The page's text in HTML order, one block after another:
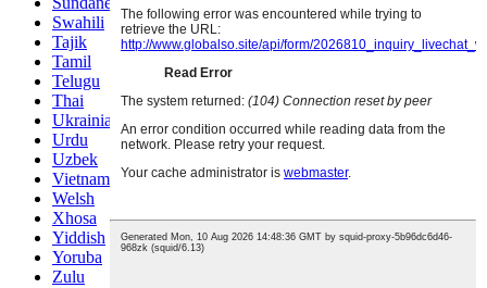
Swahili
Tajik
Tamil
Telugu
Thai
Ukrainian
Urdu
Uzbek
Vietnamese
Welsh
Xhosa
Yiddish
Yoruba
Zulu